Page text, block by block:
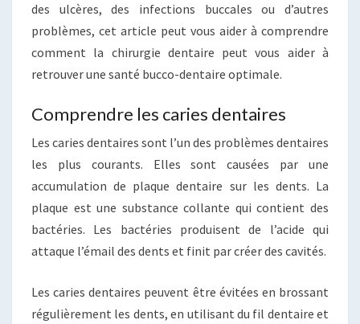
des ulcères, des infections buccales ou d’autres
problèmes, cet article peut vous aider à comprendre
comment la chirurgie dentaire peut vous aider à
retrouver une santé bucco-dentaire optimale.
Comprendre les caries dentaires
Les caries dentaires sont l’un des problèmes dentaires
les plus courants. Elles sont causées par une
accumulation de plaque dentaire sur les dents. La
plaque est une substance collante qui contient des
bactéries. Les bactéries produisent de l’acide qui
attaque l’émail des dents et finit par créer des cavités.
Les caries dentaires peuvent être évitées en brossant
régulièrement les dents, en utilisant du fil dentaire et